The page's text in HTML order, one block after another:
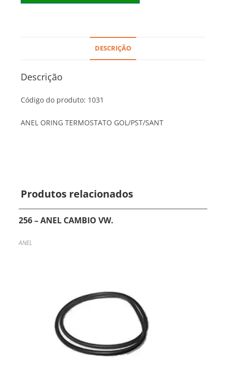
DESCRIÇÃO
Descrição
Código do produto: 1031
ANEL ORING TERMOSTATO GOL/PST/SANT
Produtos relacionados
256 – ANEL CAMBIO VW.
ANEL